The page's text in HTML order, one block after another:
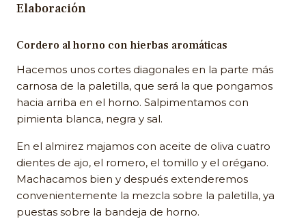
Elaboración
Cordero al horno con hierbas aromáticas
Hacemos unos cortes diagonales en la parte más
carnosa de la paletilla, que será la que pongamos
hacia arriba en el horno. Salpimentamos con
pimienta blanca, negra y sal.
En el almirez majamos con aceite de oliva cuatro
dientes de ajo, el romero, el tomillo y el orégano.
Machacamos bien y después extenderemos
convenientemente la mezcla sobre la paletilla, ya
puestas sobre la bandeja de horno.